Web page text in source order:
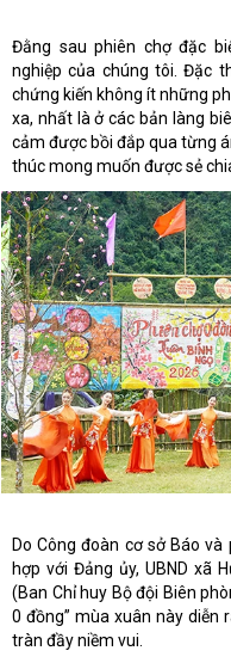
Đằng sau phiên chợ đặc
nghiệp của chúng tôi. Đặc
chứng kiến không ít những
xa, nhất là ở các bản làng
cảm được bồi đắp qua từng
thúc mong muốn được sẻ
Do Công đoàn cơ sở Báo
hợp với Đảng ủy, UBND xã
(Ban Chỉ huy Bộ đội Biên
0 đồng” mùa xuân này diễn
tràn đầy niềm vui.